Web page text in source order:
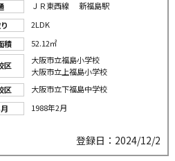
ＪＲ東西線 新福島駅
2LDK
積
52.12㎡
区
大阪市立福島小学校
大阪市立上福島小学校
区
大阪市立下福島中学校
1988年2月
登録日：2024/12/2